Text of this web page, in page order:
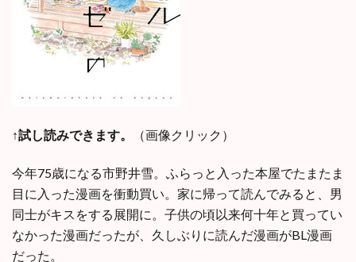
↑試し読みできます。 （画像クリック）
今年75歳になる市野井雪。ふらっと入った本屋でたまたま
目に入った漫画を衝動買い。家に帰って読んでみると、男
同士がキスをする展開に。子供の頃以来何十年と買ってい
なかった漫画だったが、久しぶりに読んだ漫画がBL漫画
だった。